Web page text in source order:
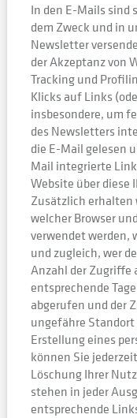
In den E-Mails sind
dem Zweck und in
Newsletter
der Akzeptanz von
Tracking und
Klicks auf Links
insbesondere, um
des Newsletters
die E-Mail gelesen
Mail integrierte
Website über diese
Zusätzlich erhalten
welcher Browser
verwendet werden,
und zugleich, wer
Anzahl der Zugriffe
entsprechende
abgerufen und der
ungefähre
Erstellung eines
können Sie
Löschung Ihrer
stehen in jeder
entsprechende